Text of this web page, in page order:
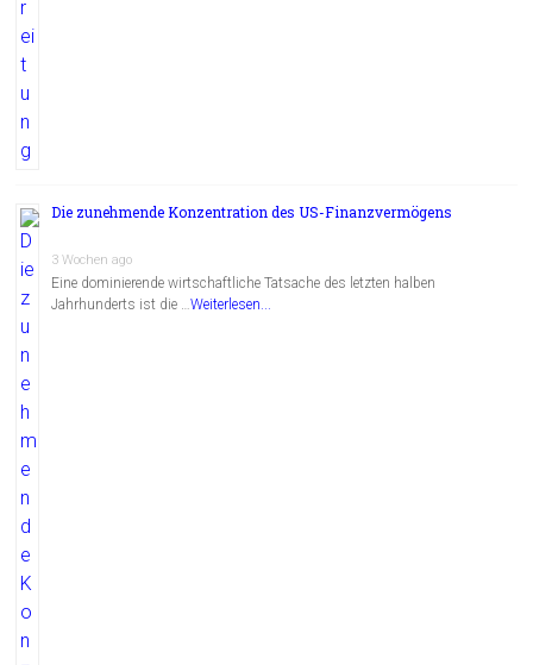
Die zunehmende Konzentration des US-Finanzvermögens
3 Wochen ago
Eine dominierende wirtschaftliche Tatsache des letzten halben
Jahrhunderts ist die …Weiterlesen...